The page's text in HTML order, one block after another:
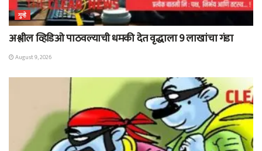
गुन्हे
अश्लील व्हिडिओ पाठवल्याची धमकी देत वृद्धाला 9 लाखांचा गंडा
August 9, 2026